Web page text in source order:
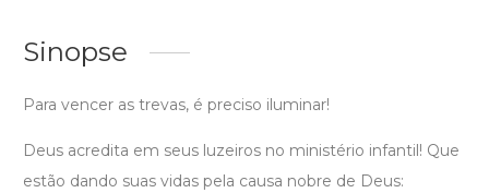
Sinopse
Para vencer as trevas, é preciso iluminar!
Deus acredita em seus luzeiros no ministério infantil! Que
estão dando suas vidas pela causa nobre de Deus: